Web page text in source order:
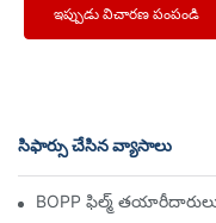
ఇప్పుడు విచారణ పంపండి
సిఫార్సు చేసిన వ్యాసాలు
BOPP ఫిల్మ్